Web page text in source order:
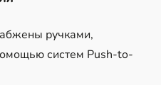
ручками,
систем Push-to-